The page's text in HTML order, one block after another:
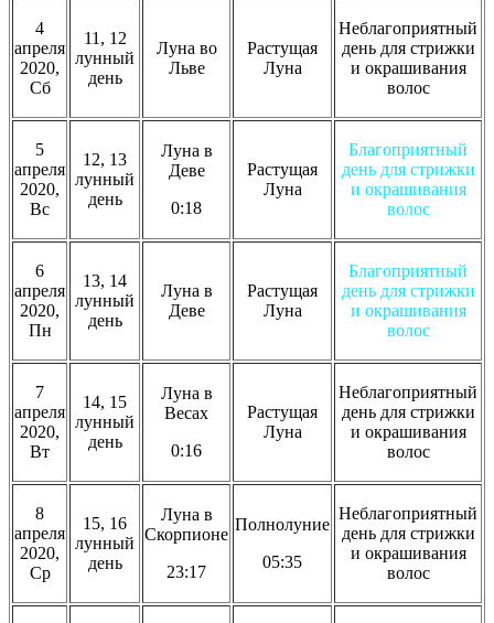
4
апреля
2020,
Сб
11, 12
лунный
день
Луна во
Льве
Растущая
Луна
Неблагоприятный
день для стрижки
и окрашивания
волос
5
апреля
2020,
Вс
12, 13
лунный
день
Луна в
Деве
0:18
Растущая
Луна
Благоприятный
день для стрижки
и окрашивания
волос
6
апреля
2020,
Пн
13, 14
лунный
день
Луна в
Деве
Растущая
Луна
Благоприятный
день для стрижки
и окрашивания
волос
7
апреля
2020,
Вт
14, 15
лунный
день
Луна в
Весах
0:16
Растущая
Луна
Неблагоприятный
день для стрижки
и окрашивания
волос
8
апреля
2020,
Ср
15, 16
лунный
день
Луна в
Скорпионе
23:17
Полнолуние
05:35
Неблагоприятный
день для стрижки
и окрашивания
волос